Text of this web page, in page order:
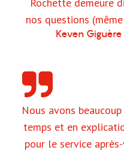
nos questions
Keven
Nous avons
temps et en
pour le service